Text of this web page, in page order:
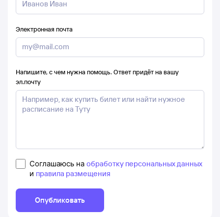
Электронная почта
Напишите, с чем нужна помощь. Ответ придёт на вашу
эл.почту
Соглашаюсь на обработку персональных данных
и правила размещения
Опубликовать